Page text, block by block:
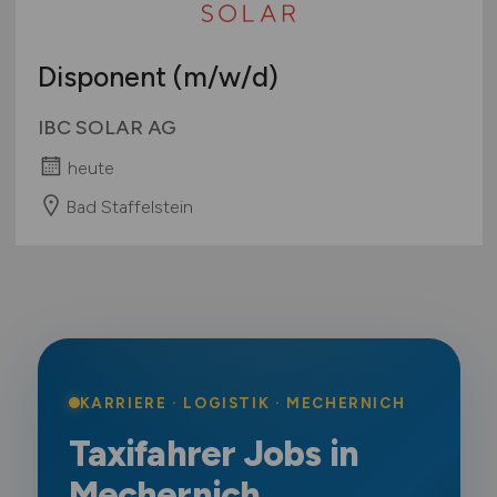
Disponent (m/w/d)
IBC SOLAR AG
heute
Bad Staffelstein
KARRIERE · LOGISTIK · MECHERNICH
Taxifahrer Jobs in